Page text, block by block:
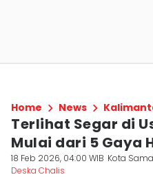
Home News
Terlihat Segar di
Mulai dari 5 Gaya
18 Feb 2026, 04:00 WIB Kota
Deska Chalis